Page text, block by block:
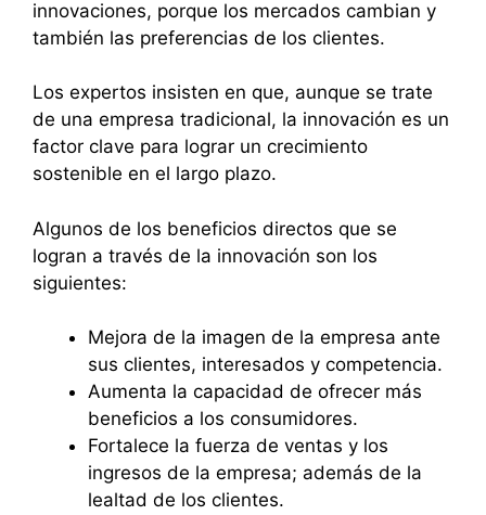
innovaciones, porque los mercados cambian y
también las preferencias de los clientes.
Los expertos insisten en que, aunque se trate
de una empresa tradicional, la innovación es un
factor clave para lograr un crecimiento
sostenible en el largo plazo.
Algunos de los beneficios directos que se
logran a través de la innovación son los
siguientes:
Mejora de la imagen de la empresa ante
sus clientes, interesados y competencia.
Aumenta la capacidad de ofrecer más
beneficios a los consumidores.
Fortalece la fuerza de ventas y los
ingresos de la empresa; además de la
lealtad de los clientes.